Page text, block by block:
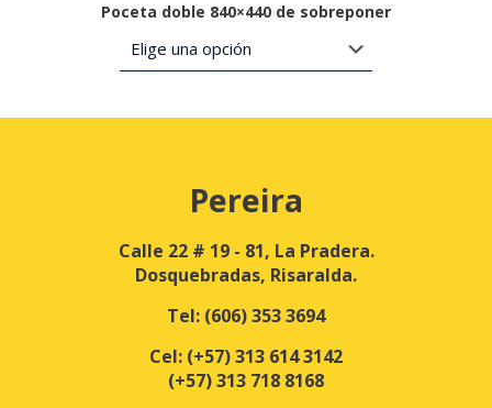
Poceta doble 840×440 de sobreponer
Pereira
Calle 22 # 19 - 81, La Pradera.
Dosquebradas, Risaralda.
Tel: (606) 353 3694
Cel: (+57) 313 614 3142
(+57) 313 718 8168